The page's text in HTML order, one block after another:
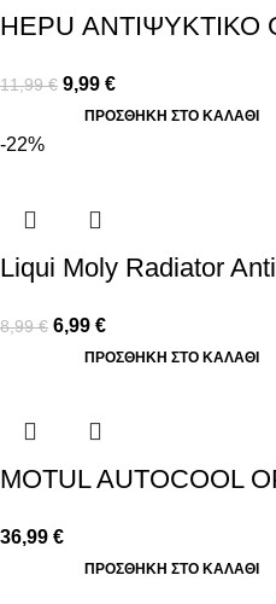
HEPU
11,99€ 9,99 €
ΠΡΟΣΘΉΚΗ ΣΤΟ ΚΑΛΆΘΙ
-22%
Liqui Moly Radiator
8,99€ 6,99 €
ΠΡΟΣΘΉΚΗ ΣΤΟ ΚΑΛΆΘΙ
MOTUL AUTOCOOL
36,99 €
ΠΡΟΣΘΉΚΗ ΣΤΟ ΚΑΛΆΘΙ